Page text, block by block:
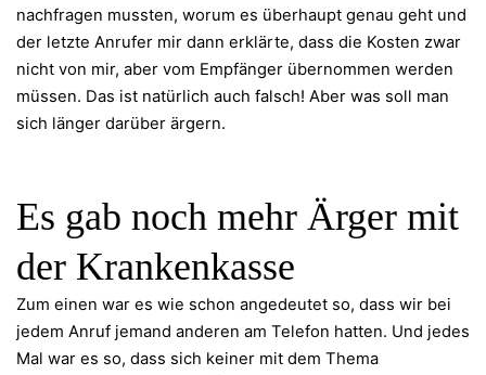
nachfragen mussten, worum es überhaupt genau geht und
der letzte Anrufer mir dann erklärte, dass die Kosten zwar
nicht von mir, aber vom Empfänger übernommen werden
müssen. Das ist natürlich auch falsch! Aber was soll man
sich länger darüber ärgern.
Es gab noch mehr Ärger mit
der Krankenkasse
Zum einen war es wie schon angedeutet so, dass wir bei
jedem Anruf jemand anderen am Telefon hatten. Und jedes
Mal war es so, dass sich keiner mit dem Thema